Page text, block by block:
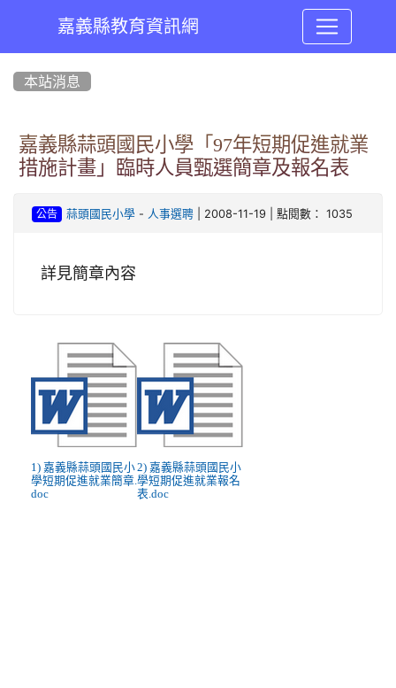
嘉義縣教育資訊網
本站消息
嘉義縣蒜頭國民小學「97年短期促進就業
措施計畫」臨時人員甄選簡章及報名表
公告 蒜頭國民小學- 人事選聘| 2008-11-19 | 點閱數： 1035
詳見簡章內容
1) 嘉義縣蒜頭國民小
學短期促進就業簡章.
doc
2) 嘉義縣蒜頭國民小
學短期促進就業報名
表.doc